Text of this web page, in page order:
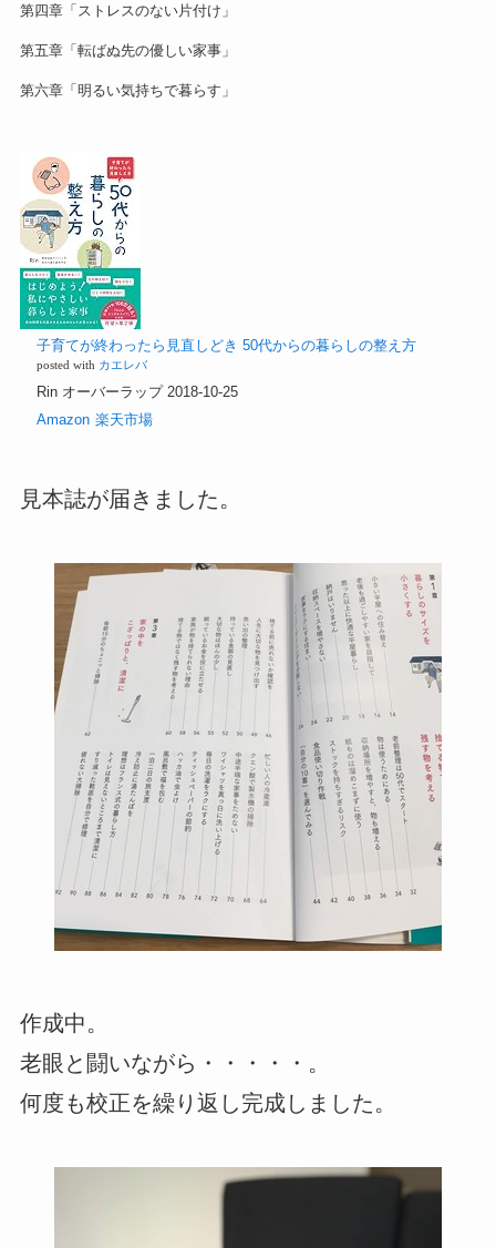
第四章「ストレスのない片付け」
第五章「転ばぬ先の優しい家事」
第六章「明るい気持ちで暮らす」
子育てが終わったら見直しどき 50代からの暮らしの整え方
posted with カエレバ
Rin オーバーラップ 2018-10-25
Amazon 楽天市場
見本誌が届きました。
作成中。
老眼と闘いながら・・・・・。
何度も校正を繰り返し完成しました。